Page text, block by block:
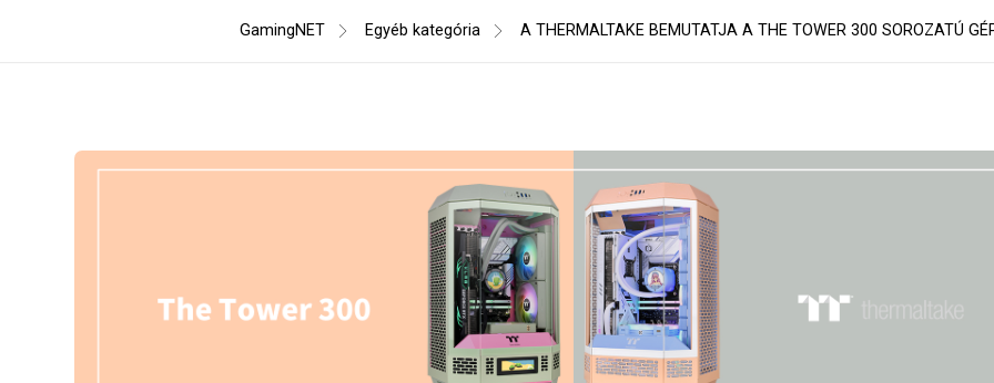
GamingNET Egyéb kategória A THERMALTAKE BEMUTATJA A THE TOWER 300 SOROZATÚ